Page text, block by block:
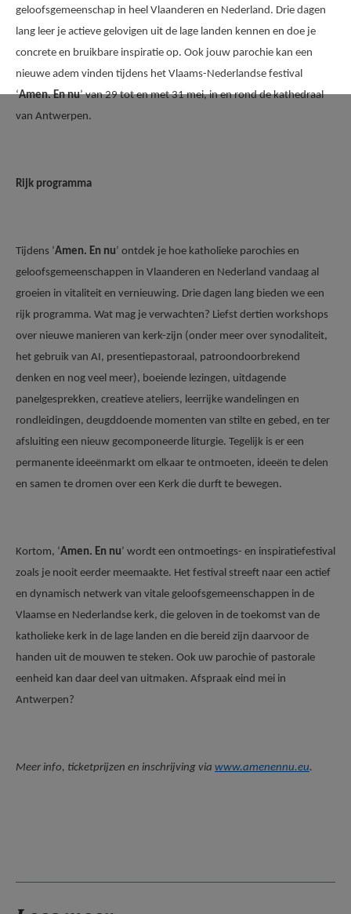
geloofsgemeenschap in heel Vlaanderen en Nederland. Drie dagen
lang leer je actieve gelovigen uit de lage landen kennen en doe je
concrete en bruikbare inspiratie op. Ook jouw parochie kan een
nieuwe adem vinden tijdens het Vlaams-Nederlandse festival
‘Amen. En nu’ van 29 tot en met 31 mei, in en rond de kathedraal
van Antwerpen.
Rijk programma
Tijdens ‘Amen. En nu’ ontdek je hoe katholieke parochies en
geloofsgemeenschappen in Vlaanderen en Nederland vandaag al
groeien in vitaliteit en vernieuwing. Drie dagen lang bieden we een
rijk programma. Wat mag je verwachten? Liefst dertien workshops
over nieuwe manieren van kerk-zijn (onder meer over synodaliteit,
het gebruik van AI, presentiepastoraal, patroondoorbrekend
denken en nog veel meer), boeiende lezingen, uitdagende
panelgesprekken, creatieve ateliers, leerrijke wandelingen en
rondleidingen, deugddoende momenten van stilte en gebed, en ter
afsluiting een nieuw gecomponeerde liturgie. Tegelijk is er een
permanente ideeënmarkt om elkaar te ontmoeten, ideeën te delen
en samen te dromen over een Kerk die durft te bewegen.
Kortom, ‘Amen. En nu’ wordt een ontmoetings- en inspiratiefestival
zoals je nooit eerder meemaakte. Het festival streeft naar een actief
en dynamisch netwerk van vitale geloofsgemeenschappen in de
Vlaamse en Nederlandse kerk, die geloven in de toekomst van de
katholieke kerk in de lage landen en die bereid zijn daarvoor de
handen uit de mouwen te steken. Ook uw parochie of pastorale
eenheid kan daar deel van uitmaken. Afspraak eind mei in
Antwerpen?
Meer info, ticketprijzen en inschrijving via www.amenennu.eu.